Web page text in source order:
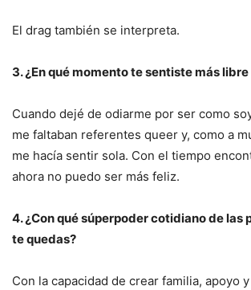
El drag también se interpreta.
3. ¿En qué momento te sentiste más
Cuando dejé de odiarme por ser como
me faltaban referentes queer y, como a
me hacía sentir sola. Con el tiempo
ahora no puedo ser más feliz.
4. ¿Con qué súperpoder cotidiano de las
te quedas?
Con la capacidad de crear familia, apoyo